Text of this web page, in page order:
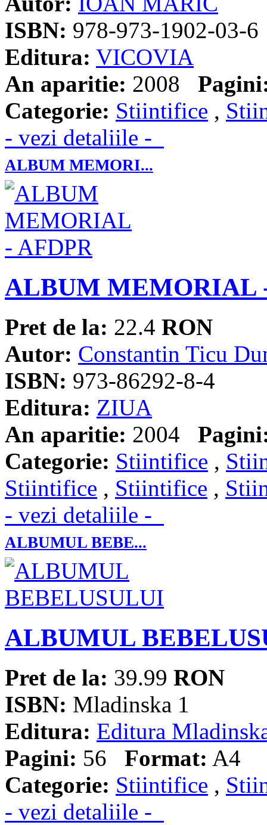
ISBN: 978-973-1902-03-6
Editura: VICOVIA
An aparitie: 2008
Categorie: Stiintifice ,
- vezi detaliile -
ALBUM MEMORI...
ALBUM MEMORIAL
Pret de la: 22.4 RON
Autor: Constantin Ticu
ISBN: 973-86292-8-4
Editura: ZIUA
An aparitie: 2004
Categorie: Stiintifice ,
Stiintifice , Stiintifice ,
- vezi detaliile -
ALBUMUL BEBE...
ALBUMUL
Pret de la: 39.99 RON
ISBN: Mladinska 1
Editura: Editura
Pagini: 56 Format: A4
Categorie: Stiintifice ,
- vezi detaliile -